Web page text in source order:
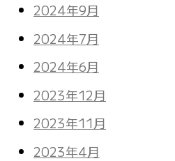
2024年9月
2024年7月
2024年6月
2023年12月
2023年11月
2023年4月